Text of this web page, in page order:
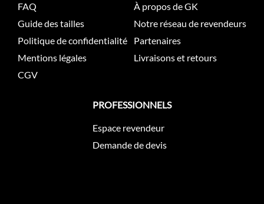
FAQ
Guide des tailles
Politique de confidentialité
Mentions légales
CGV
À propos de GK
Notre réseau de revendeurs
Partenaires
Livraisons et retours
PROFESSIONNELS
Espace revendeur
Demande de devis